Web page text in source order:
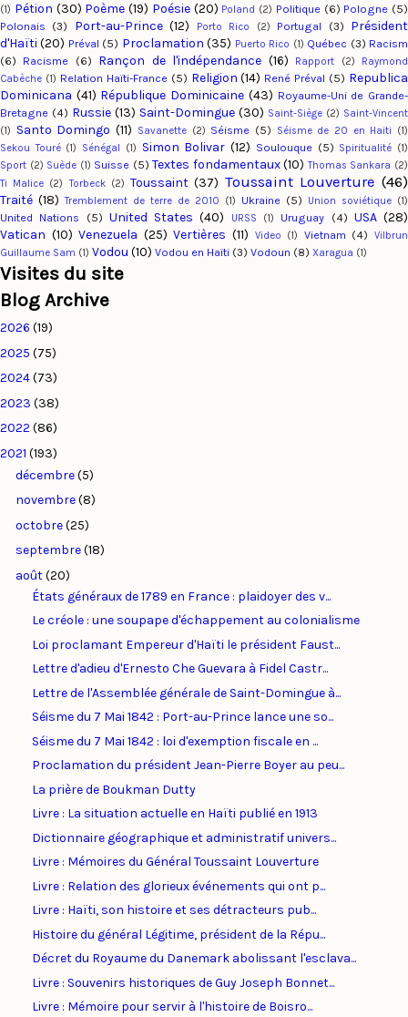
(1) Pétion (30) Poème (19) Poésie (20) Poland (2) Politique (6) Pologne (5)
Polonais (3) Port-au-Prince (12) Porto Rico (2) Portugal (3) Président
d'Haïti (20) Préval (5) Proclamation (35) Puerto Rico (1) Québec (3) Racism
(6) Racisme (6) Rançon de l'indépendance (16) Rapport (2)
Raymond
Cabèche (1) Relation Haïti-France (5) Religion (14) René Préval (5) Republica
Dominicana (41) République Dominicaine (43) Royaume-Uni de Grande-
Bretagne (4) Russie (13) Saint-Domingue (30) Saint-Siège (2) Saint-Vincent
(1)
Santo Domingo (11) Savanette (2) Séisme (5) Séisme de 20 en Haiti
(1)
Sekou Touré (1) Sénégal (1) Simon Bolivar (12) Soulouque (5) Spiritualité (1)
Sport (2) Suède (1) Suisse (5) Textes fondamentaux (10) Thomas Sankara (2)
Ti Malice (2) Torbeck (2) Toussaint (37) Toussaint Louverture (46)
Traité (18) Tremblement de terre de 2010 (1) Ukraine (5) Union soviétique (1)
United Nations (5) United States (40) URSS (1) Uruguay (4) USA (28)
Vatican (10) Venezuela (25) Vertières (11) Video (1) Vietnam (4)
Vilbrun
Guillaume Sam (1) Vodou (10) Vodou en Haïti (3) Vodoun (8) Xaragua (1)
Visites du site
Blog Archive
2026 (19)
2025 (75)
2024(73)
2023 (38)
2022 (86)
2021 (193)
décembre(5)
novembre(8)
octobre(25)
septembre(18)
août(20)
États généraux de 1789 en France : plaidoyer des v...
Le créole : une soupape d'échappement au colonialisme
Loi proclamant Empereur d'Haïti le président Faust...
Lettre d'adieu d'Ernesto Che Guevara à Fidel Castr...
Lettre de l'Assemblée générale de Saint-Domingue à...
Séisme du 7 Mai 1842 : Port-au-Prince lance une so...
Séisme du 7 Mai 1842 : loi d'exemption fiscale en ...
Proclamation du président Jean-Pierre Boyer au peu...
La prière de Boukman Dutty
Livre : La situation actuelle en Haïti publié en 1913
Dictionnaire géographique et administratif univers...
Livre : Mémoires du Général Toussaint Louverture
Livre : Relation des glorieux événements qui ont p...
Livre : Haïti, son histoire et ses détracteurs pub...
Histoire du général Légitime, président de la Répu...
Décret du Royaume du Danemark abolissant l'esclava...
Livre : Souvenirs historiques de Guy Joseph Bonnet...
Livre : Mémoire pour servir à l'histoire de Boisro...